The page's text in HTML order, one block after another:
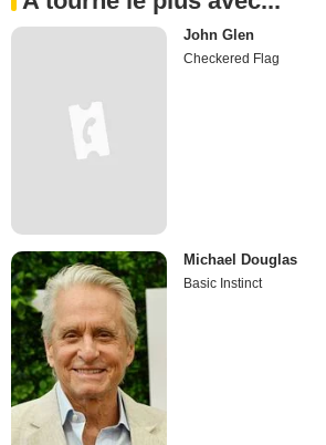
John Glen
Checkered Flag
Michael Douglas
Basic Instinct